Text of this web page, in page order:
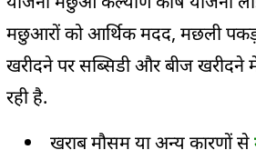
मछुआरों को आर्थिक मदद, मछली
खरीदने पर सब्सिडी और बीज खरीदने
रही है.
खराब मौसम या अन्य कारणों से